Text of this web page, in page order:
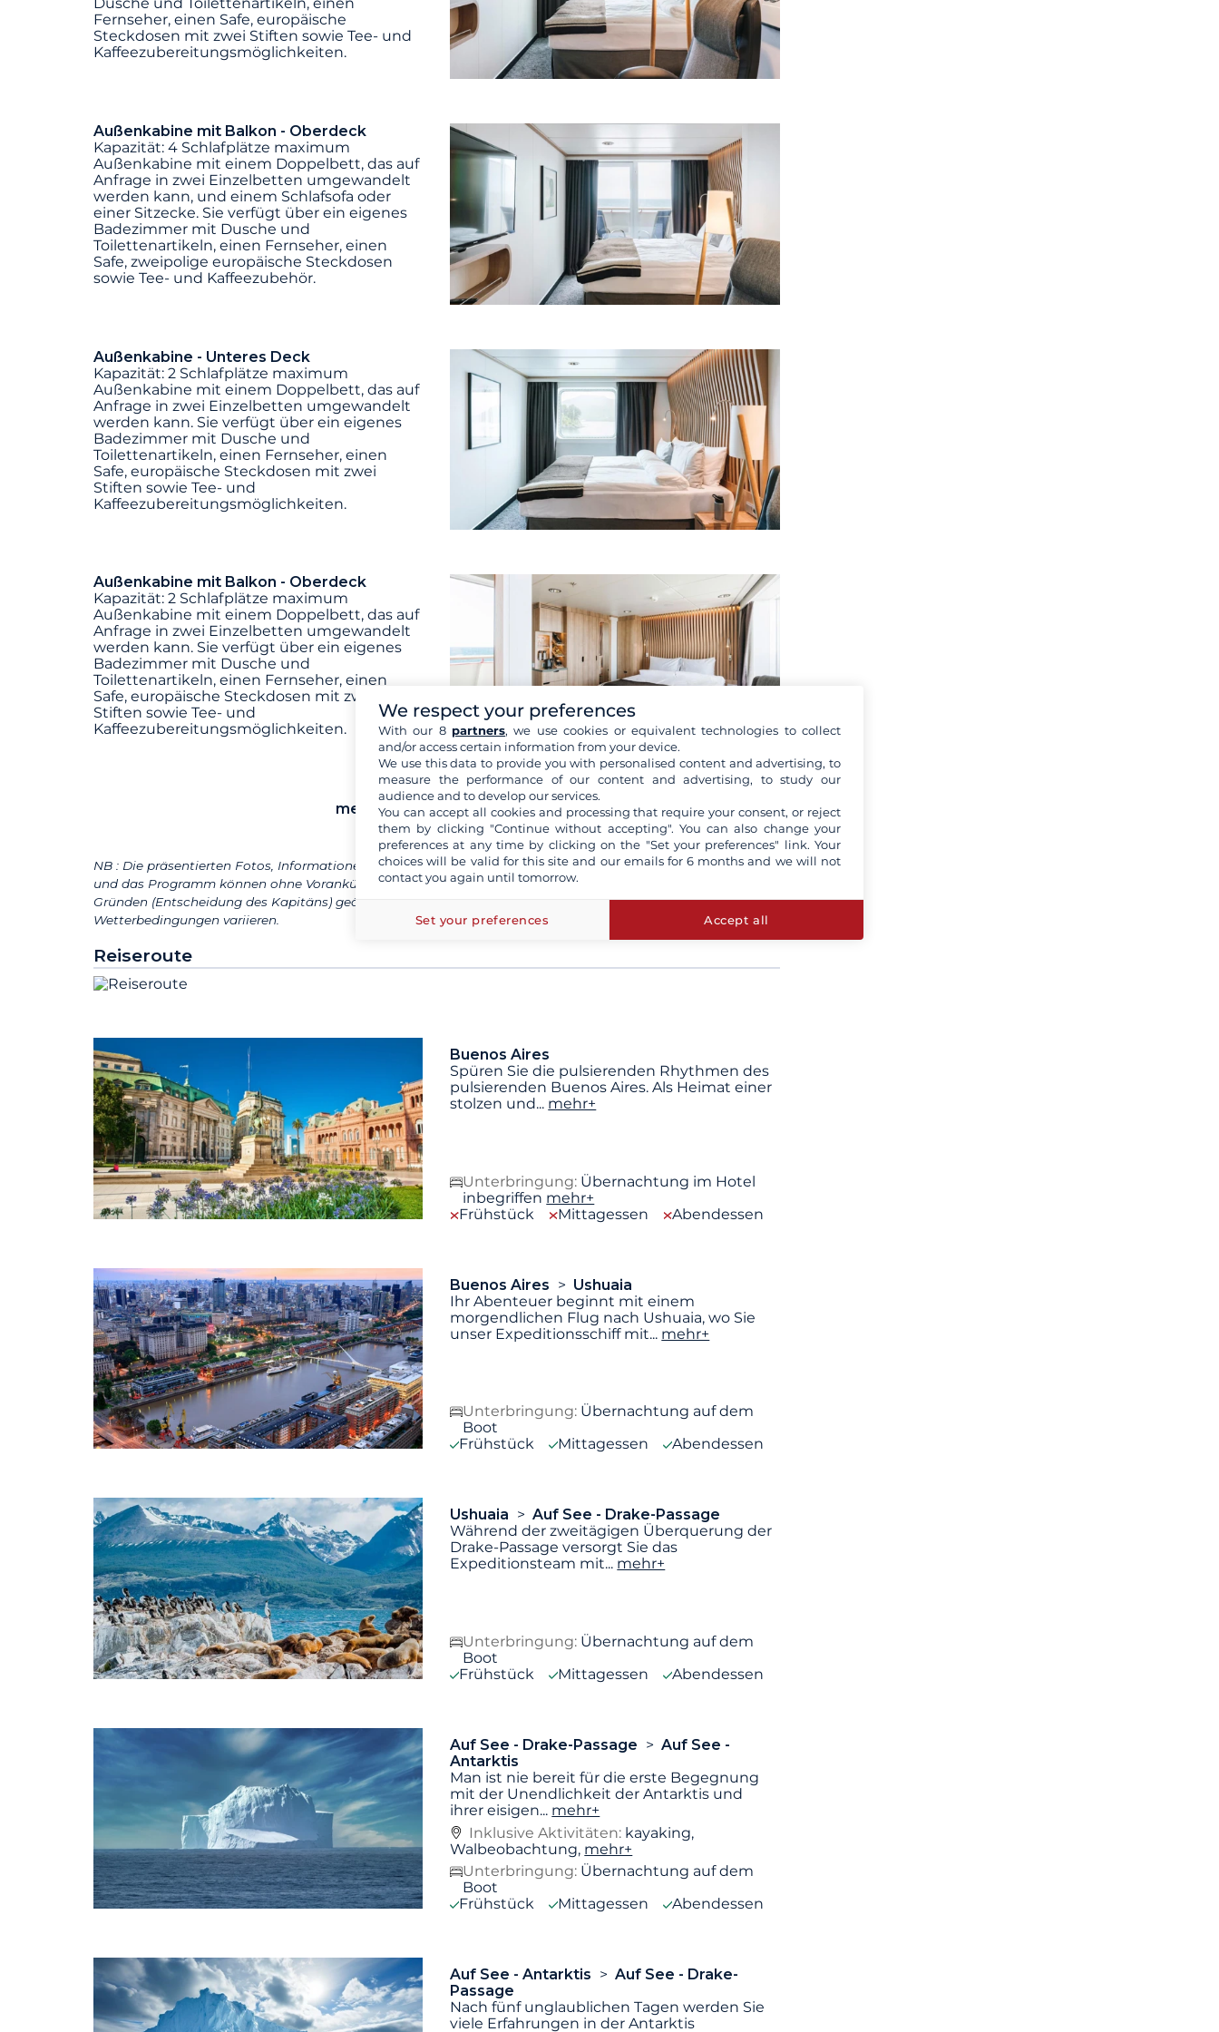
Fernseher, einen Safe, europäische
Steckdosen mit zwei Stiften sowie Tee- und
Kaffeezubereitungsmöglichkeiten.
Außenkabine mit Balkon - Oberdeck
Kapazität: 4 Schlafplätze maximum
Außenkabine mit einem Doppelbett, das auf
Anfrage in zwei Einzelbetten umgewandelt
werden kann, und einem Schlafsofa oder
einer Sitzecke. Sie verfügt über ein eigenes
Badezimmer mit Dusche und
Toilettenartikeln, einen Fernseher, einen
Safe, zweipolige europäische Steckdosen
sowie Tee- und Kaffeezubehör.
Außenkabine - Unteres Deck
Kapazität: 2 Schlafplätze maximum
Außenkabine mit einem Doppelbett, das auf
Anfrage in zwei Einzelbetten umgewandelt
werden kann. Sie verfügt über ein eigenes
Badezimmer mit Dusche und
Toilettenartikeln, einen Fernseher, einen
Safe, europäische Steckdosen mit zwei
Stiften sowie Tee- und
Kaffeezubereitungsmöglichkeiten.
Außenkabine mit Balkon - Oberdeck
Kapazität: 2 Schlafplätze maximum
Außenkabine mit einem Doppelbett, das auf
Anfrage in zwei Einzelbetten umgewandelt
werden kann. Sie verfügt über ein eigenes
Badezimmer mit Dusche und
Toilettenartikeln, einen Fernseher, einen
Safe, europäische Steckdosen mit zwei
Stiften sowie Tee- und
Kaffeezubereitungsmöglichkeiten.
mehr Kabinen anzeigen
NB : Die präsentierten Fotos, Informationen und Bilder sind nicht verbindlich. Die angegebene Reiseroute
und das Programm können ohne Vorankündigung aufgrund von Wetterbedingungen oder aus technischen
Gründen (Entscheidung des Kapitäns) geändert werden. Die Fahrzeiten können je nach See- und
Wetterbedingungen variieren.
Reiseroute
Buenos Aires
Spüren Sie die pulsierenden Rhythmen des
pulsierenden Buenos Aires. Als Heimat einer
stolzen und... mehr+
Unterbringung: Übernachtung im Hotel
inbegriffen mehr+
Frühstück
Mittagessen Abendessen
Buenos Aires
Ushuaia
Ihr Abenteuer beginnt mit einem
morgendlichen Flug nach Ushuaia, wo Sie
unser Expeditionsschiff mit... mehr+
Unterbringung: Übernachtung auf dem
Boot
Frühstück
Mittagessen Abendessen
Ushuaia
Auf See - Drake-Passage
Während der zweitägigen Überquerung der
Drake-Passage versorgt Sie das
Expeditionsteam mit... mehr+
Unterbringung: Übernachtung auf dem
Boot
Frühstück
Mittagessen Abendessen
Auf See - Drake-Passage
Auf See -
Antarktis
Man ist nie bereit für die erste Begegnung
mit der Unendlichkeit der Antarktis und
ihrer eisigen... mehr+
Inklusive Aktivitäten: kayaking,
Walbeobachtung, mehr+
Unterbringung: Übernachtung auf dem
Boot
Frühstück
Mittagessen Abendessen
Auf See - Antarktis
Auf See - Drake-
Passage
Nach fünf unglaublichen Tagen werden Sie
viele Erfahrungen in der Antarktis
We respect your preferences
With our 8 partners, we use cookies or equivalent technologies to collect
and/or access certain information from your device.
We use this data to provide you with personalised content and advertising, to
measure the performance of our content and advertising, to study our
audience and to develop our services.
You can accept all cookies and processing that require your consent, or reject
them by clicking "Continue without accepting". You can also change your
preferences at any time by clicking on the "Set your preferences" link. Your
choices will be valid for this site and our emails for 6 months and we will not
contact you again until tomorrow.
Set your preferences Accept all